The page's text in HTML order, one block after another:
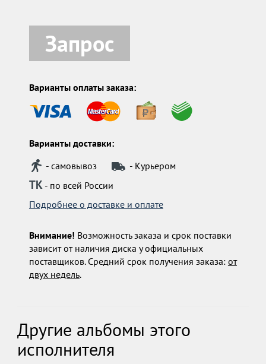
Запрос
Варианты оплаты заказа:
Варианты доставки:
- самовывоз
- Курьером
ТК- по всей России
Подробнее о доставке и оплате
Внимание! Возможность заказа и срок поставки
зависит от наличия диска у официальных
поставщиков. Средний срок получения заказа: от
двух недель.
Другие альбомы этого
исполнителя